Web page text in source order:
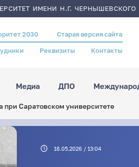
ИМЕНИ Н.Г. ЧЕРНЫШЕВСКОГО
2030 Старая версия сайта
Реквизиты Контакты
Медиа ДПО
при Саратовском университете
18.05.2026 / 13:04